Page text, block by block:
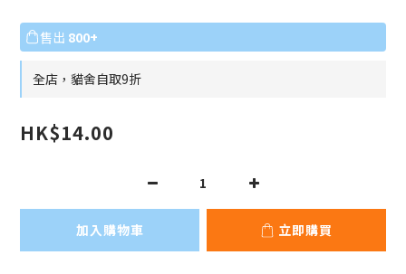
售出 800+
全店，貓舍自取9折
HK$14.00
加入購物車 立即購買